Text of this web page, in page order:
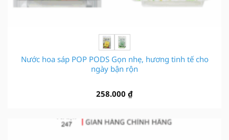
Nước hoa sáp POP PODS Gọn nhẹ, hương tinh tế cho
ngày bận rộn
258.000 ₫